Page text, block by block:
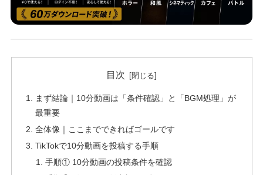
目次
まず結論｜10分動画は「条件確認」と「BGM処理」が
最重要
全体像｜ここまでできればゴールです
TikTokで10分動画を投稿する手順
手順① 10分動画の投稿条件を確認